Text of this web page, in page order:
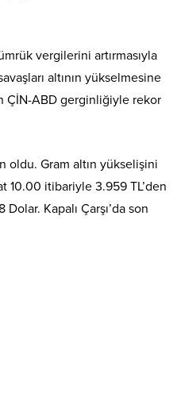
vergilerini artırmasıyla
altının yükselmesine
ÇİN-ABD gerginliğiyle rekor
oldu. Gram altın yükselişini
10.00 itibariyle 3.959 TL’den
Kapalı Çarşı’da son